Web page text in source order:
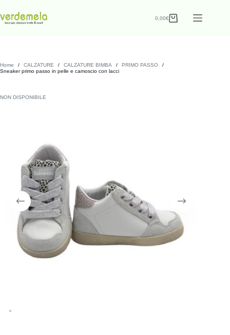
0,00€
Home / CALZATURE / CALZATURE BIMBA / PRIMO PASSO
/
Sneaker primo passo in pelle e camoscio con lacci
NON DISPONIBILE